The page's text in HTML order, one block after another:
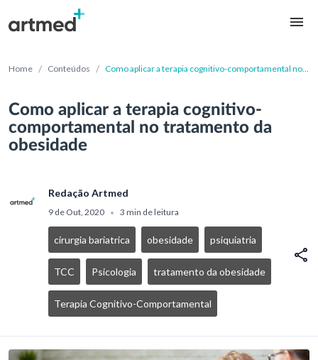
Home / Conteúdos / Como aplicar a terapia cognitivo-comportamental no
Como aplicar a terapia cognitivo-
comportamental no tratamento da
obesidade
Redação Artmed
9 de Out, 2020 • 3 min de leitura
cirurgia bariatrica obesidade psiquiatria
TCC Psicologia tratamento da obesidade
Terapia Cognitivo-Comportamental